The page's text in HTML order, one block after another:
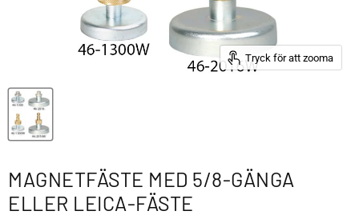
Tryck för att zooma
MAGNETFÄSTE MED 5/8-GÄNGA
ELLER LEICA-FÄSTE